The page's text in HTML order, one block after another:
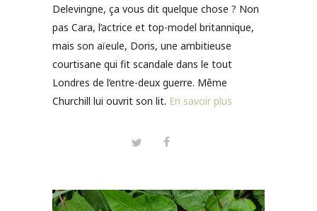
Delevingne, ça vous dit quelque chose ? Non
pas Cara, l’actrice et top-model britannique,
mais son aïeule, Doris, une ambitieuse
courtisane qui fit scandale dans le tout
Londres de l’entre-deux guerre. Même
Churchill lui ouvrit son lit. En savoir plus